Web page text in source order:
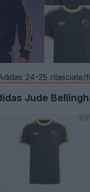
24-25 rilasciate/
Jude